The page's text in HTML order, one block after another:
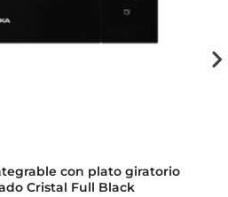
con plato giratorio
Cristal Full Black